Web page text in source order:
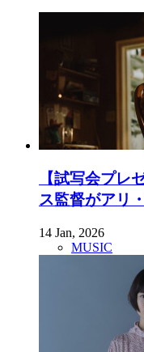
【試写会プレ
ス監督がアリ
14 Jan, 2026
MUSIC